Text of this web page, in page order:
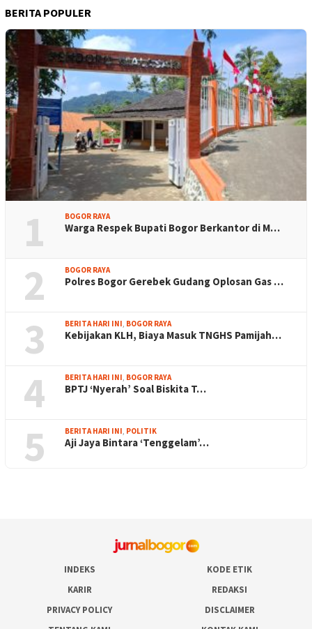
BERITA POPULER
1 BOGOR RAYA
Warga Respek Bupati Bogor Berkantor di M…
2 BOGOR RAYA
Polres Bogor Gerebek Gudang Oplosan Gas …
3 BERITA HARI INI, BOGOR RAYA
Kebijakan KLH, Biaya Masuk TNGHS Pamijah…
4 BERITA HARI INI, BOGOR RAYA
BPTJ ‘Nyerah’ Soal Biskita T…
5 BERITA HARI INI, POLITIK
Aji Jaya Bintara ‘Tenggelam’…
INDEKS
KODE ETIK
KARIR
REDAKSI
PRIVACY POLICY
DISCLAIMER